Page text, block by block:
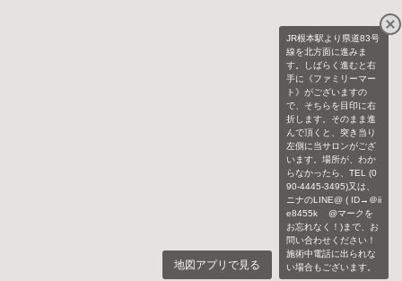
JR根本駅より県道83号
線を北方面に進みま
す。しばらく進むと右
手に《ファミリーマー
ト》がございますの
で、そちらを目印に右
折します。そのまま進
んで頂くと、突き当り
左側に当サロンがござ
います。場所が、わか
らなかったら、TEL (0
90-4445-3495)又は、
ニナのLINE@ ( ID→＠ii
e8455k @マークを
お忘れなく！)まで、お
問い合わせください！
施術中電話に出られな
い場合もございます。
地図アプリで見る